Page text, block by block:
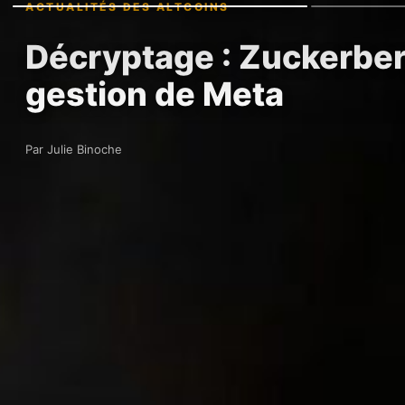
ACTUALITÉS DES ALTCOINS
Décryptage :
gestion de Meta
Par Julie Binoche